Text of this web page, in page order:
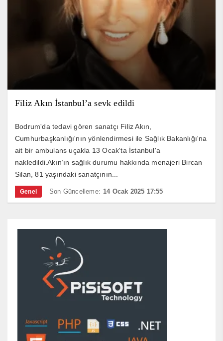
Filiz Akın İstanbul’a sevk edildi
Bodrum'da tedavi gören sanatçı Filiz Akın,
Cumhurbaşkanlığı'nın yönlendirmesi ile Sağlık Bakanlığı'na
ait bir ambulans uçakla 13 Ocak'ta İstanbul'a
nakledildi.Akın’ın sağlık durumu hakkında menajeri Bircan
Silan, 81 yaşındaki sanatçının...
Genel Son Güncelleme: 14 Ocak 2025 17:55